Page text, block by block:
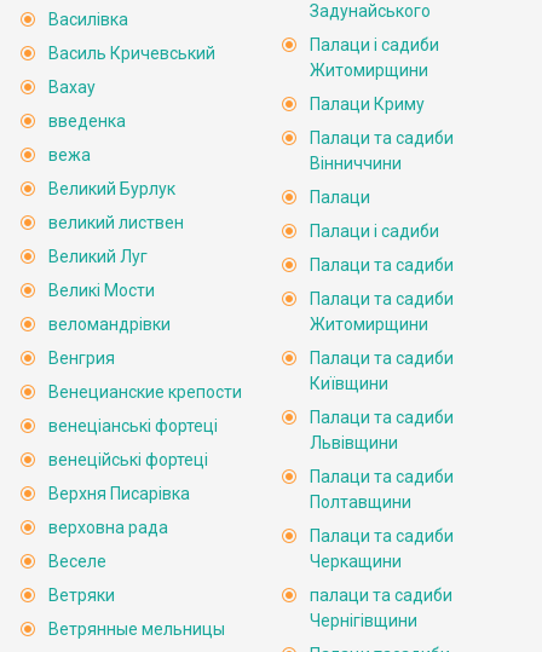
Василівка
Василь Кричевський
Вахау
введенка
вежа
Великий Бурлук
великий листвен
Великий Луг
Великі Мости
веломандрівки
Венгрия
Венецианские крепости
венеціанські фортеці
венеційські фортеці
Верхня Писарівка
верховна рада
Веселе
Ветряки
Ветрянные мельницы
Задунайського
Палаци і садиби
Житомирщини
Палаци Криму
Палаци та садиби
Вінниччини
Палаци
Палаци і садиби
Палаци та садиби
Палаци та садиби
Житомирщини
Палаци та садиби
Київщини
Палаци та садиби
Львівщини
Палаци та садиби
Полтавщини
Палаци та садиби
Черкащини
палаци та садиби
Чернігівщини